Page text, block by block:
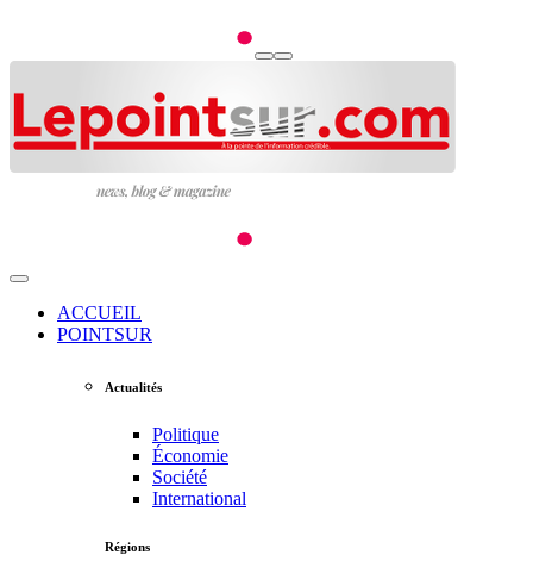
ACCUEIL
POINTSUR
Actualités
Politique
Économie
Société
International
Régions